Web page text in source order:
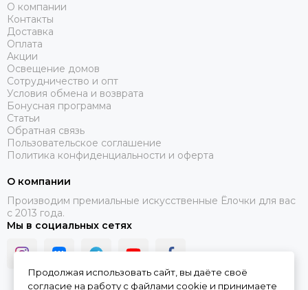
О компании
Контакты
Доставка
Оплата
Акции
Освещение домов
Сотрудничество и опт
Условия обмена и возврата
Бонусная программа
Статьи
Обратная связь
Пользовательское соглашение
Политика конфиденциальности и оферта
О компании
Производим премиальные искусственные Ёлочки для вас
с 2013 года.
Мы в социальных сетях
Продолжая использовать сайт, вы даёте своё
согласие на работу с файлами cookie и принимаете